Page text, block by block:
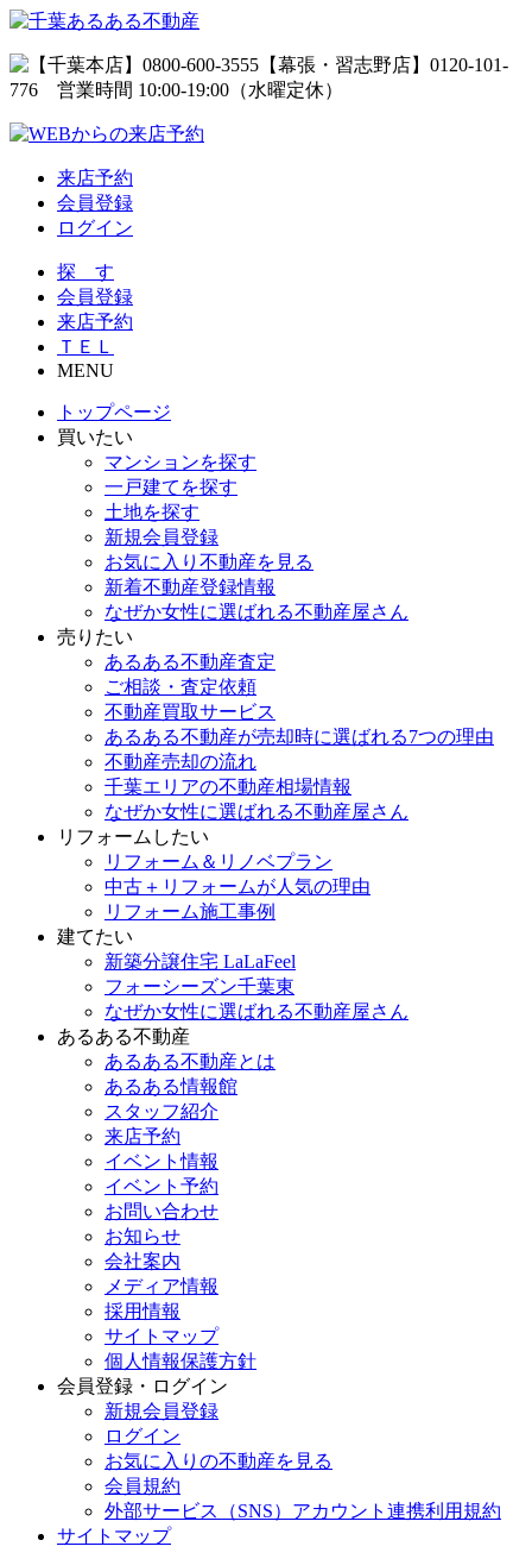
来店予約
会員登録
ログイン
探 す
会員登録
来店予約
ＴＥＬ
MENU
トップページ
買いたい
マンションを探す
一戸建てを探す
土地を探す
新規会員登録
お気に入り不動産を見る
新着不動産登録情報
なぜか女性に選ばれる不動産屋さん
売りたい
あるある不動産査定
ご相談・査定依頼
不動産買取サービス
あるある不動産が売却時に選ばれる7つの理由
不動産売却の流れ
千葉エリアの不動産相場情報
なぜか女性に選ばれる不動産屋さん
リフォームしたい
リフォーム＆リノベプラン
中古＋リフォームが人気の理由
リフォーム施工事例
建てたい
新築分譲住宅 LaLaFeel
フォーシーズン千葉東
なぜか女性に選ばれる不動産屋さん
あるある不動産
あるある不動産とは
あるある情報館
スタッフ紹介
来店予約
イベント情報
イベント予約
お問い合わせ
お知らせ
会社案内
メディア情報
採用情報
サイトマップ
個人情報保護方針
会員登録・ログイン
新規会員登録
ログイン
お気に入りの不動産を見る
会員規約
外部サービス（SNS）アカウント連携利用規約
サイトマップ